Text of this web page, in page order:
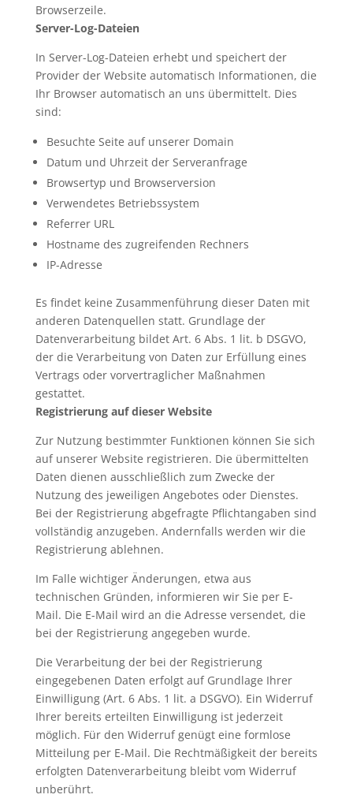
Browserzeile.
Server-Log-Dateien
In Server-Log-Dateien erhebt und speichert der
Provider der Website automatisch Informationen, die
Ihr Browser automatisch an uns übermittelt. Dies
sind:
Besuchte Seite auf unserer Domain
Datum und Uhrzeit der Serveranfrage
Browsertyp und Browserversion
Verwendetes Betriebssystem
Referrer URL
Hostname des zugreifenden Rechners
IP-Adresse
Es findet keine Zusammenführung dieser Daten mit
anderen Datenquellen statt. Grundlage der
Datenverarbeitung bildet Art. 6 Abs. 1 lit. b DSGVO,
der die Verarbeitung von Daten zur Erfüllung eines
Vertrags oder vorvertraglicher Maßnahmen
gestattet.
Registrierung auf dieser Website
Zur Nutzung bestimmter Funktionen können Sie sich
auf unserer Website registrieren. Die übermittelten
Daten dienen ausschließlich zum Zwecke der
Nutzung des jeweiligen Angebotes oder Dienstes.
Bei der Registrierung abgefragte Pflichtangaben sind
vollständig anzugeben. Andernfalls werden wir die
Registrierung ablehnen.
Im Falle wichtiger Änderungen, etwa aus
technischen Gründen, informieren wir Sie per E-
Mail. Die E-Mail wird an die Adresse versendet, die
bei der Registrierung angegeben wurde.
Die Verarbeitung der bei der Registrierung
eingegebenen Daten erfolgt auf Grundlage Ihrer
Einwilligung (Art. 6 Abs. 1 lit. a DSGVO). Ein Widerruf
Ihrer bereits erteilten Einwilligung ist jederzeit
möglich. Für den Widerruf genügt eine formlose
Mitteilung per E-Mail. Die Rechtmäßigkeit der bereits
erfolgten Datenverarbeitung bleibt vom Widerruf
unberührt.